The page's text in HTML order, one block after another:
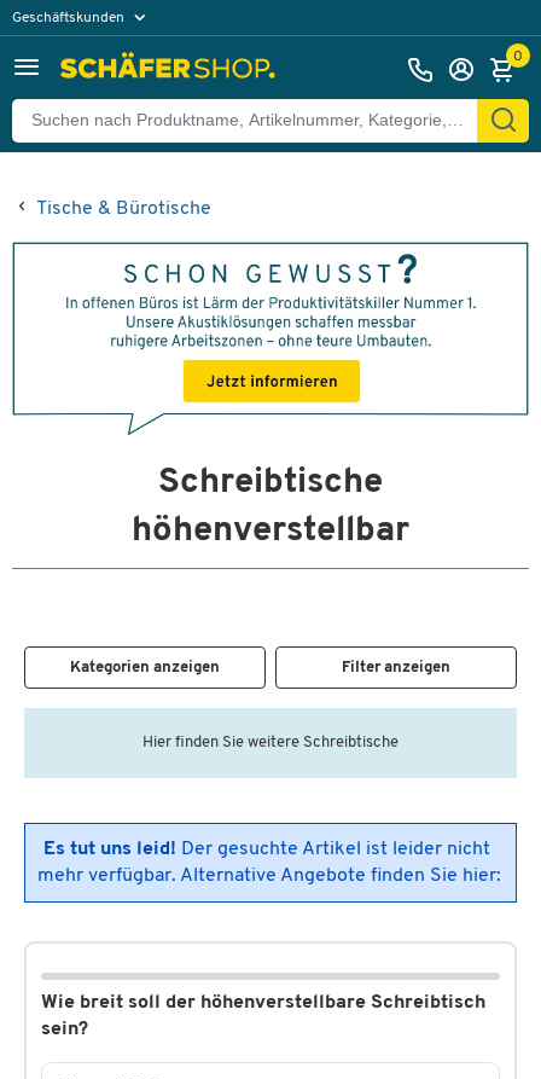
Geschäftskunden
0
Tische & Bürotische
Schreibtische
höhenverstellbar
Kategorien anzeigen Filter anzeigen
Hier finden Sie weitere Schreibtische
Es tut uns leid! Der gesuchte Artikel ist leider nicht
mehr verfügbar. Alternative Angebote finden Sie hier:
Wie breit soll der höhenverstellbare Schreibtisch
sein?